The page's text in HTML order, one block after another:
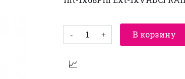
Количество
товара
Рейд-
HP
434469-
В корзину